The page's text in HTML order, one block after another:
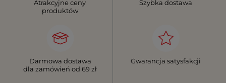
Atrakcyjne ceny
produktów
Szybka dostawa
Darmowa dostawa
dla zamówień od 69 zł
Gwarancja satysfakcji